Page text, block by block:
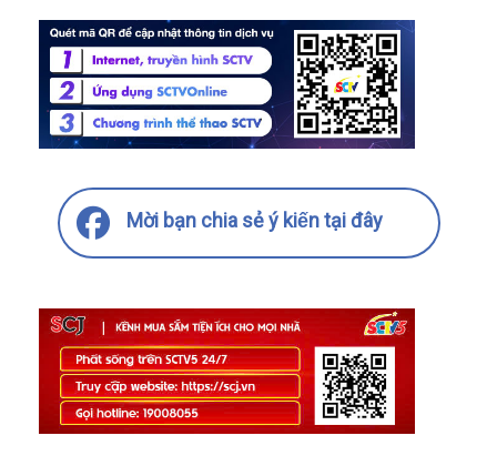
Mời bạn chia sẻ ý kiến tại đây